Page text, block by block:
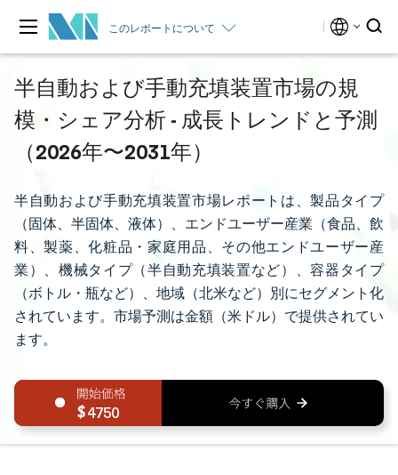
このレポートについて
半自動および手動充填装置市場の規
模・シェア分析 - 成長トレンドと予測
（2026年〜2031年）
半自動および手動充填装置市場レポートは、製品タイプ
（固体、半固体、液体）、エンドユーザー産業（食品、飲
料、製薬、化粧品・家庭用品、その他エンドユーザー産
業）、機械タイプ（半自動充填装置など）、容器タイプ
（ボトル・瓶など）、地域（北米など）別にセグメント化
されています。市場予測は金額（米ドル）で提供されてい
ます。
4750